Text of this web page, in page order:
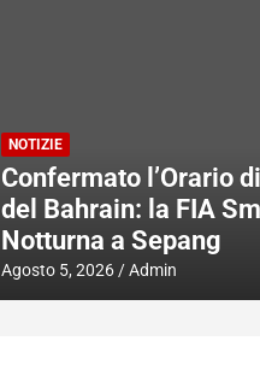
NOTIZIE
Confermato l’Orario
del Bahrain: la FIA
Notturna a Sepang
Agosto 5, 2026 Admin